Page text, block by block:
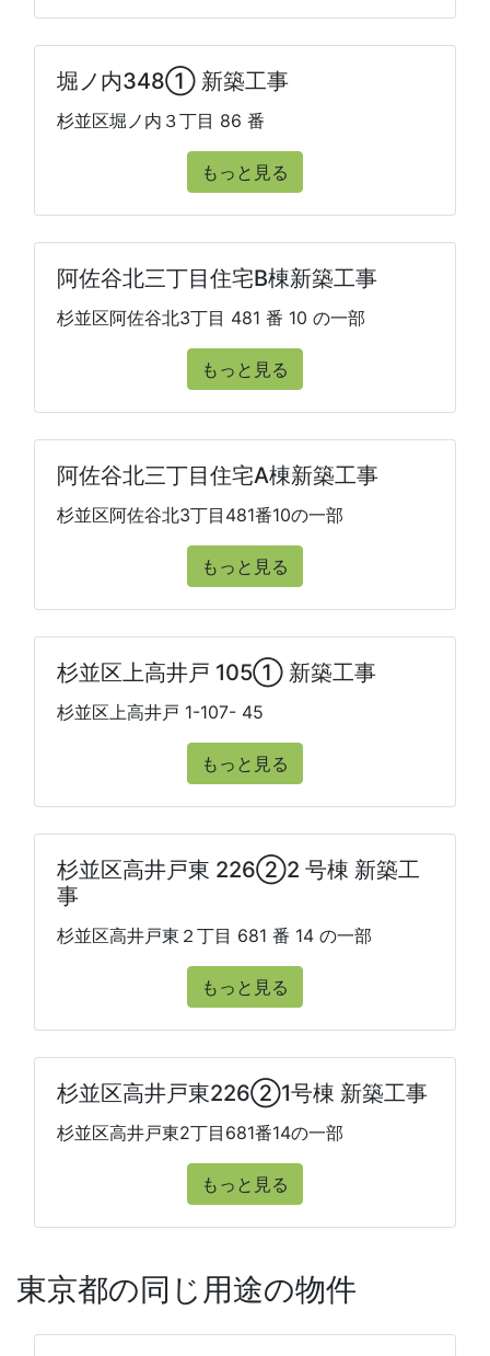
堀ノ内348① 新築工事
杉並区堀ノ内３丁目 86 番
もっと見る
阿佐谷北三丁目住宅B棟新築工事
杉並区阿佐谷北3丁目 481 番 10 の一部
もっと見る
阿佐谷北三丁目住宅A棟新築工事
杉並区阿佐谷北3丁目481番10の一部
もっと見る
杉並区上高井戸 105① 新築工事
杉並区上高井戸 1-107- 45
もっと見る
杉並区高井戸東 226②2 号棟 新築工
事
杉並区高井戸東２丁目 681 番 14 の一部
もっと見る
杉並区高井戸東226②1号棟 新築工事
杉並区高井戸東2丁目681番14の一部
もっと見る
東京都の同じ用途の物件